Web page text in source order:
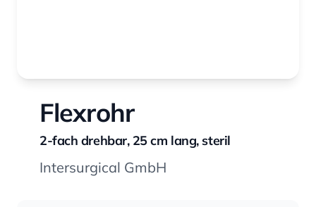
Flexrohr
2-fach drehbar, 25 cm lang, steril
Intersurgical GmbH